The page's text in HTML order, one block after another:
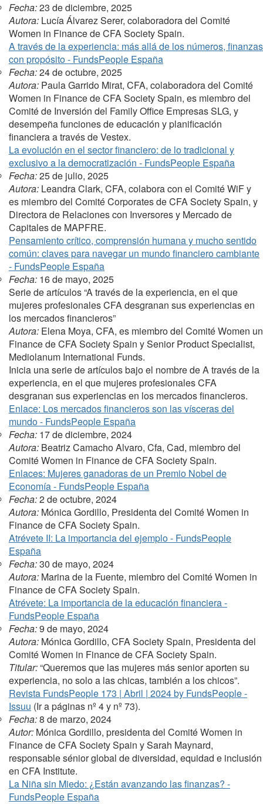
Fecha:23 de diciembre, 2025
Autora: Lucía Álvarez Serer, colaboradora del Comité
Women in Finance de CFA Society Spain.
A través de la experiencia: más allá de los números, finanzas
con propósito - FundsPeople España
Fecha:24 de octubre, 2025
Autora: Paula Garrido Mirat, CFA, colaboradora del Comité
Women in Finance de CFA Society Spain, es miembro del
Comité de Inversión del Family Office Empresas SLG, y
desempeña funciones de educación y planificación
financiera a través de Vestex.
La evolución en el sector financiero: de lo tradicional y
exclusivo a la democratización - FundsPeople España
Fecha:25 de julio, 2025
Autora: Leandra Clark, CFA, colabora con el Comité WiF y
es miembro del Comité Corporates de CFA Society Spain, y
Directora de Relaciones con Inversores y Mercado de
Capitales de MAPFRE.
Pensamiento crítico, comprensión humana y mucho sentido
común: claves para navegar un mundo financiero cambiante
- FundsPeople España
Fecha: 16 de mayo, 2025
Serie de artículos “A través de la experiencia, en el que
mujeres profesionales CFA desgranan sus experiencias en
los mercados financieros”
Autora: Elena Moya, CFA, es miembro del Comité Women un
Finance de CFA Society Spain y Senior Product Specialist,
Mediolanum International Funds.
Inicia una serie de artículos bajo el nombre de A través de la
experiencia, en el que mujeres profesionales CFA
desgranan sus experiencias en los mercados financieros.
Enlace: Los mercados financieros son las vísceras del
mundo - FundsPeople España
Fecha: 17 de diciembre, 2024
Autora: Beatriz Camacho Alvaro, Cfa, Cad, miembro del
Comité Women in Finance de CFA Society Spain.
Enlaces: Mujeres ganadoras de un Premio Nobel de
Economía - FundsPeople España
Fecha:2 de octubre, 2024
Autora: Mónica Gordillo, Presidenta del Comité Women in
Finance de CFA Society Spain.
Atrévete II: La importancia del ejemplo - FundsPeople
España
Fecha:30 de mayo, 2024
Autora: Marina de la Fuente, miembro del Comité Women in
Finance de CFA Society Spain.
Atrévete: La importancia de la educación financiera -
FundsPeople España
Fecha:9 de mayo, 2024
Autora: Mónica Gordillo, CFA Society Spain, Presidenta del
Comité Women in Finance de CFA Society Spain.
Titular:“Queremos que las mujeres más senior aporten su
experiencia, no solo a las chicas, también a los chicos”.
Revista FundsPeople 173 | Abril | 2024 by FundsPeople -
Issuu (Ir a páginas nº 4 y nº 73).
Fecha:8 de marzo, 2024
Autor: Mónica Gordillo, presidenta del Comité Women in
Finance de CFA Society Spain y Sarah Maynard,
responsable sénior global de diversidad, equidad e inclusión
en CFA Institute.
La Niña sin Miedo: ¿Están avanzando las finanzas? -
FundsPeople España